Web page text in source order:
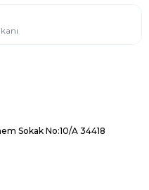
Sokak No:10/A 34418